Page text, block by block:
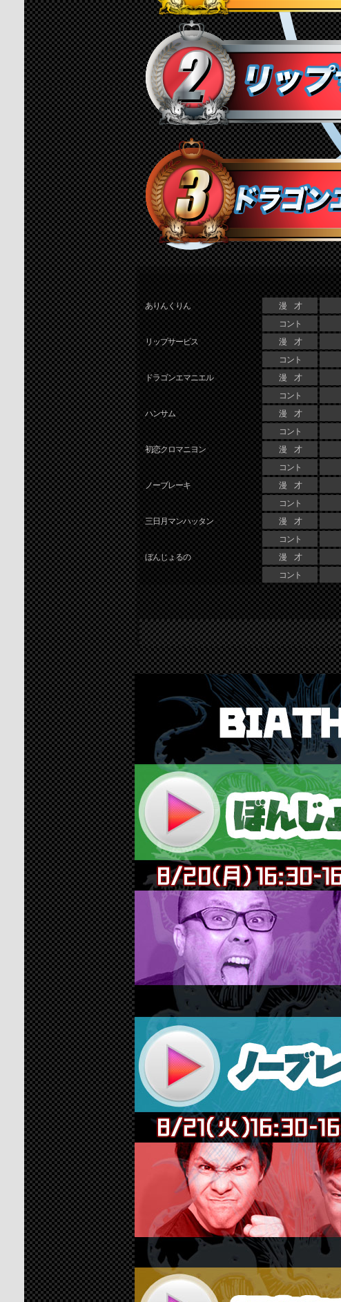
ありんくりん
漫 才
コント
リップサービス
漫 才
コント
ドラゴンエマニエル
漫 才
コント
ハンサム
漫 才
コント
初恋クロマニヨン
漫 才
コント
ノーブレーキ
漫 才
コント
三日月マンハッタン
漫 才
コント
ぼんじょるの
漫 才
コント